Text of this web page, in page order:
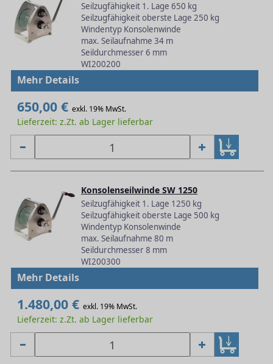
Seilzugfähigkeit 1. Lage 650 kg
Seilzugfähigkeit oberste Lage 250 kg
Windentyp Konsolenwinde
max. Seilaufnahme 34 m
Seildurchmesser 6 mm
WI200200
Mehr Details
650,00 € exkl. 19% MwSt.
Lieferzeit: z.Zt. ab Lager lieferbar
Konsolenseilwinde SW 1250
Seilzugfähigkeit 1. Lage 1250 kg
Seilzugfähigkeit oberste Lage 500 kg
Windentyp Konsolenwinde
max. Seilaufnahme 80 m
Seildurchmesser 8 mm
WI200300
Mehr Details
1.480,00 € exkl. 19% MwSt.
Lieferzeit: z.Zt. ab Lager lieferbar